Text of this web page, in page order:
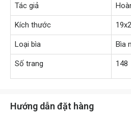
Tác giả
Kích thước
Loại bìa Bìa
Số trang 148
Hướng dẫn đặt hàng